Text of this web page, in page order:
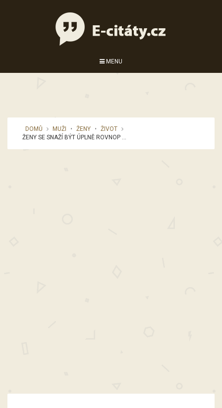
MENU
DOMŮ MUŽI • ŽENY •
ŽIVOT
ŽENY SE SNAŽÍ BÝT ÚPLNĚ ROVNOP ...